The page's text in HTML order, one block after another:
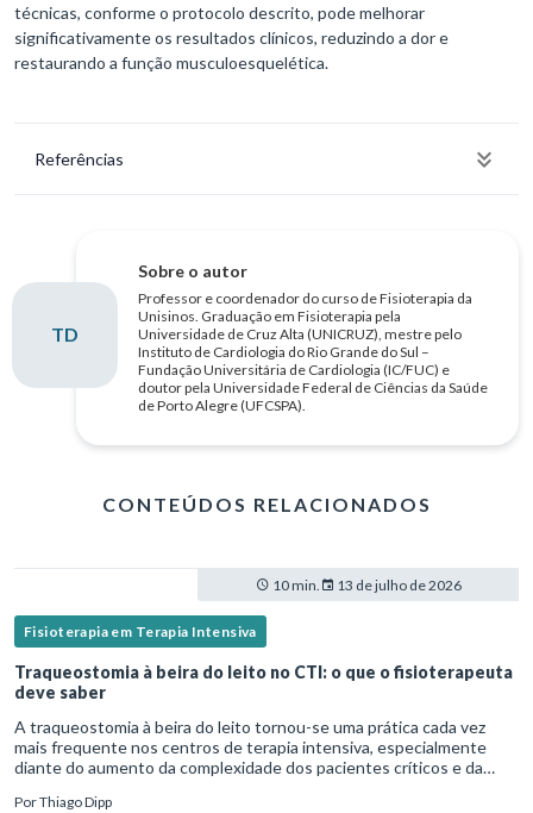
técnicas, conforme o protocolo descrito, pode melhorar
significativamente os resultados clínicos, reduzindo a dor e
restaurando a função musculoesquelética.
Referências
TD
Sobre o autor
Professor e coordenador do curso de Fisioterapia da
Unisinos. Graduação em Fisioterapia pela
Universidade de Cruz Alta (UNICRUZ), mestre pelo
Instituto de Cardiologia do Rio Grande do Sul –
Fundação Universitária de Cardiologia (IC/FUC) e
doutor pela Universidade Federal de Ciências da Saúde
de Porto Alegre (UFCSPA).
CONTEÚDOS RELACIONADOS
10 min. 13 de julho de 2026
Fisioterapia em Terapia Intensiva
Traqueostomia à beira do leito no CTI: o que o fisioterapeuta
deve saber
A traqueostomia à beira do leito tornou-se uma prática cada vez
mais frequente nos centros de terapia intensiva, especialmente
diante do aumento da complexidade dos pacientes críticos e da
PorThiago Dipp